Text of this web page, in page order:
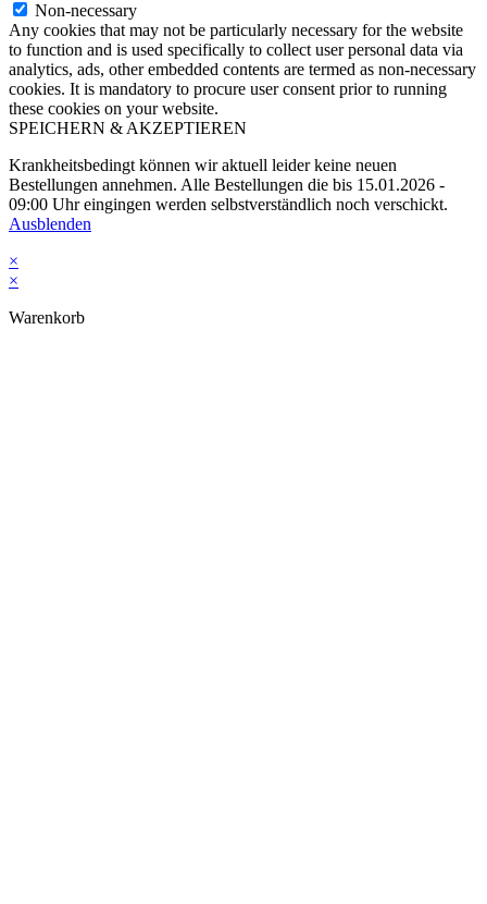
Non-necessary
Any cookies that may not be particularly necessary for the website
to function and is used specifically to collect user personal data via
analytics, ads, other embedded contents are termed as non-necessary
cookies. It is mandatory to procure user consent prior to running
these cookies on your website.
SPEICHERN & AKZEPTIEREN
Krankheitsbedingt können wir aktuell leider keine neuen
Bestellungen annehmen. Alle Bestellungen die bis 15.01.2026 -
09:00 Uhr eingingen werden selbstverständlich noch verschickt.
Ausblenden
×
×
Warenkorb